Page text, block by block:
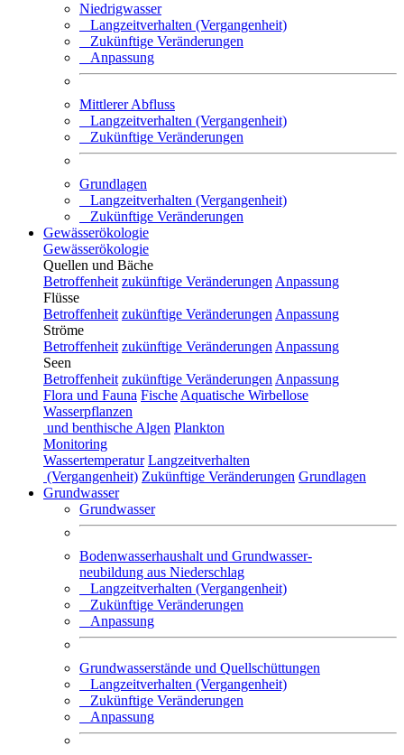
Niedrigwasser
Langzeitverhalten (Vergangenheit)
Zukünftige Veränderungen
Anpassung
Mittlerer Abfluss
Langzeitverhalten (Vergangenheit)
Zukünftige Veränderungen
Grundlagen
Langzeitverhalten (Vergangenheit)
Zukünftige Veränderungen
Gewässerökologie
Gewässerökologie
Quellen und Bäche
Betroffenheit zukünftige Veränderungen Anpassung
Flüsse
Betroffenheit zukünftige Veränderungen Anpassung
Ströme
Betroffenheit zukünftige Veränderungen Anpassung
Seen
Betroffenheit zukünftige Veränderungen Anpassung
Flora und Fauna Fische Aquatische Wirbellose
Wasserpflanzen
und benthische Algen Plankton
Monitoring
Wassertemperatur Langzeitverhalten
(Vergangenheit) Zukünftige Veränderungen Grundlagen
Grundwasser
Grundwasser
Bodenwasserhaushalt und Grundwasser-
neubildung aus Niederschlag
Langzeitverhalten (Vergangenheit)
Zukünftige Veränderungen
Anpassung
Grundwasserstände und Quellschüttungen
Langzeitverhalten (Vergangenheit)
Zukünftige Veränderungen
Anpassung